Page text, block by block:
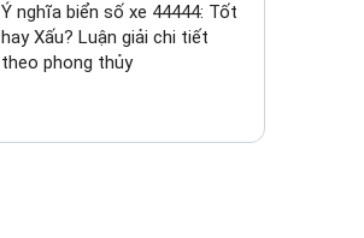
Ý nghĩa biển số xe 44444: Tốt
hay Xấu? Luận giải chi tiết
theo phong thủy